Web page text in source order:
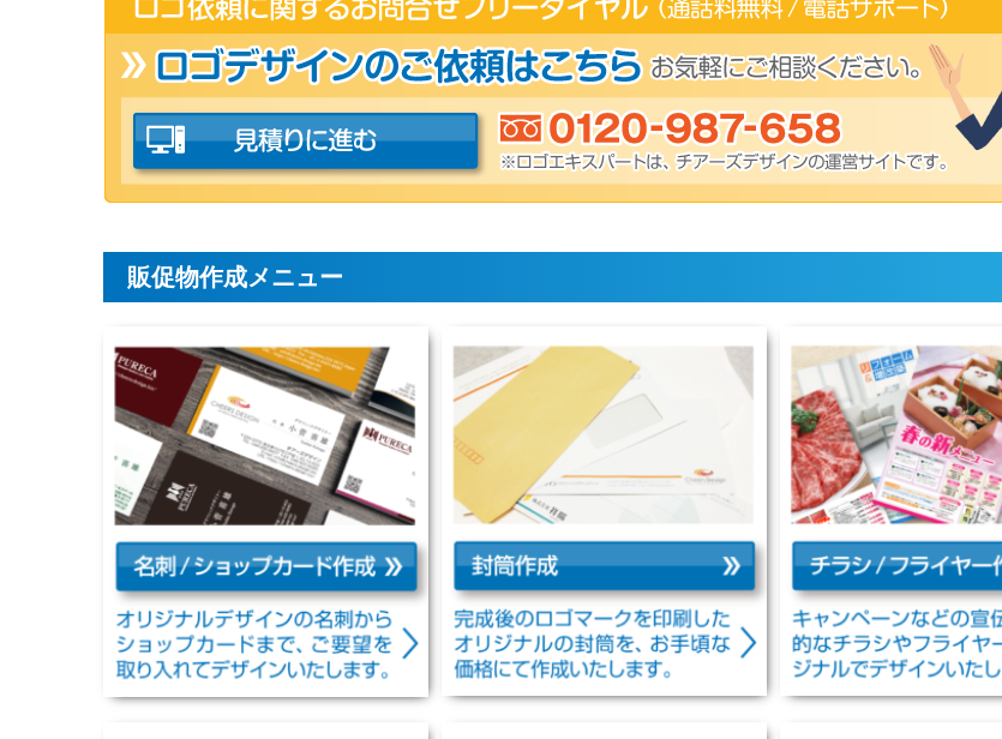
販促物作成メニュー